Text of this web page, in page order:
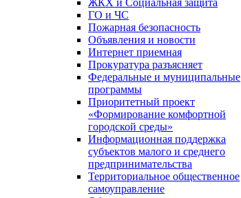
ЖКХ и Социальная защита
ГО и ЧС
Пожарная безопасность
Объявления и новости
Интернет приемная
Прокуратура разъясняет
Федеральные и муниципальные
программы
Приоритетный проект
«Формирование комфортной
городской среды»
Информационная поддержка
субъектов малого и среднего
предпринимательства
Территориальное общественное
самоуправление